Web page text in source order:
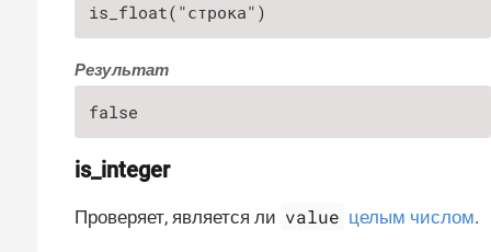
is_float("строка")
Результат
false
is_integer
Проверяет, является ли value целым числом.